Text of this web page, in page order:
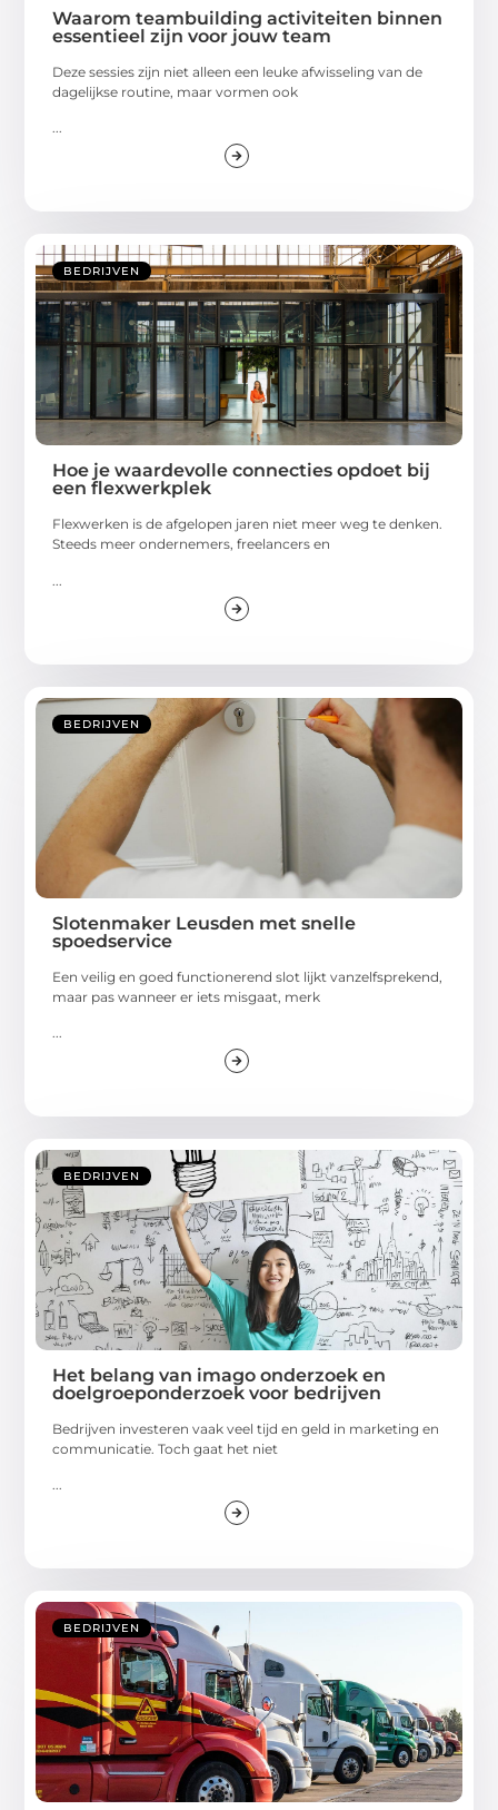
Waarom teambuilding activiteiten binnen
essentieel zijn voor jouw team
Deze sessies zijn niet alleen een leuke afwisseling van de
dagelijkse routine, maar vormen ook
...
BEDRIJVEN
Hoe je waardevolle connecties opdoet bij
een flexwerkplek
Flexwerken is de afgelopen jaren niet meer weg te denken.
Steeds meer ondernemers, freelancers en
BEDRIJVEN
Slotenmaker Leusden met snelle
spoedservice
Een veilig en goed functionerend slot lijkt vanzelfsprekend,
maar pas wanneer er iets misgaat, merk
...
BEDRIJVEN
Het belang van imago onderzoek en
doelgroeponderzoek voor bedrijven
Bedrijven investeren vaak veel tijd en geld in marketing en
communicatie. Toch gaat het niet
...
BEDRIJVEN